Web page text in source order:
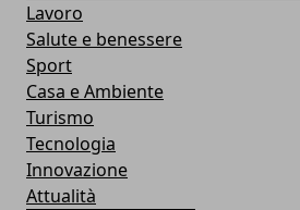
Lavoro
Salute e benessere
Sport
Casa e Ambiente
Turismo
Tecnologia
Innovazione
Attualità